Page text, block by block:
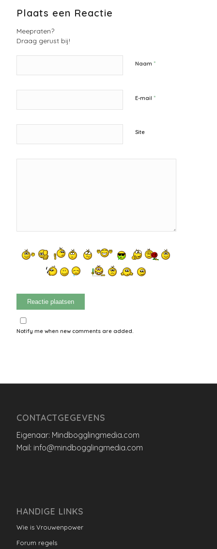
Plaats een Reactie
Meepraten?
Draag gerust bij!
Naam *
E-mail *
Site
Notify me when new comments are added.
CONTACTGEGEVENS
Eigenaar: Mindbogglingmedia.com
Mail: info@mindbogglingmedia.com
HANDIGE LINKS
Wie is Vrouwenpower
Forum regels